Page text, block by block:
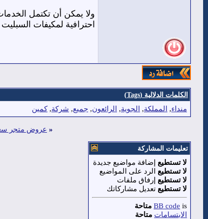
ولا يمكن أن تكتمل
احترافية لمكيفات
الكلمات الدلالية (Tags)
منداء, المملكة, الجوية, الرائعون, جميع, شركة,كمين
« عروض متجر
تعليمات المشاركة
لا تستطيع إضافة مواضيع جديدة
لا تستطيع الرد على المواضيع
لا تستطيع إرفاق ملفات
لا تستطيع تعديل مشاركاتك
BB code is
متاحة
الابتسامات متاحة